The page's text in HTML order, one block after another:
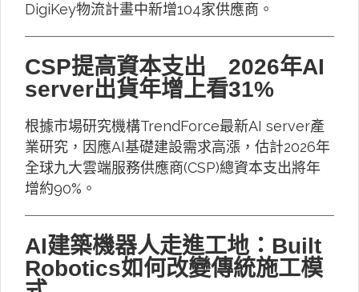
DigiKey物流計畫中新增104家供應商。
CSP提高資本支出 2026年AI
server出貨年增上看31%
根據市場研究機構TrendForce最新AI server產
業研究，因應AI基礎建設需求高漲，估計2026年
全球九大雲端服務供應商(CSP)總資本支出將年
增約90%。
AI建築機器人走進工地：Built
Robotics如何改變傳統施工模